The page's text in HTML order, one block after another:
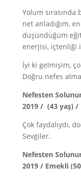
Yolum sırasında
net anladığım,
düşündüğüm
enerjisi, içtenliği
İyi ki gelmişim,
Doğru nefes
Nefesten
2019 / (43 yaş)
Çok faydalıydı,
Sevgiler.
Nefesten
2019 / Emekli